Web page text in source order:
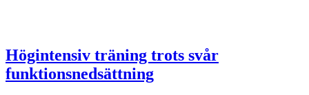
Högintensiv träning trots svår
funktionsnedsättning